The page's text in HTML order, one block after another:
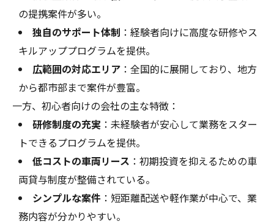
の提携案件が多い。
独自のサポート体制 ：経験者向けに高度な研修やス
キルアッププログラムを提供。
広範囲の対応エリア：全国的に展開しており、地方
から都市部まで案件が豊富。
一方、初心者向けの会社の主な特徴：
研修制度の充実 ：未経験者が安心して業務をスター
トできるプログラムを提供。
低コストの車両リース ：初期投資を抑えるための車
両貸与制度が整備されている。
シンプルな案件：短距離配送や軽作業が中心で、業
務内容が分かりやすい。